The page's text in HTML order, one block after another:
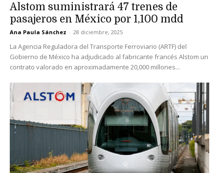
Alstom suministrará 47 trenes de
pasajeros en México por 1,100 mdd
Ana Paula Sánchez - 28 diciembre, 2025
La Agencia Reguladora del Transporte Ferroviario (ARTF) del
Gobierno de México ha adjudicado al fabricante francés Alstom un
contrato valorado en aproximadamente 20,000 millones...